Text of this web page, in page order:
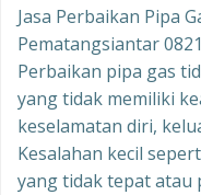
Jasa Perbaikan Pipa
Pematangsiantar
Perbaikan pipa gas
yang tidak memiliki
keselamatan diri,
Kesalahan kecil
yang tidak tepat atau